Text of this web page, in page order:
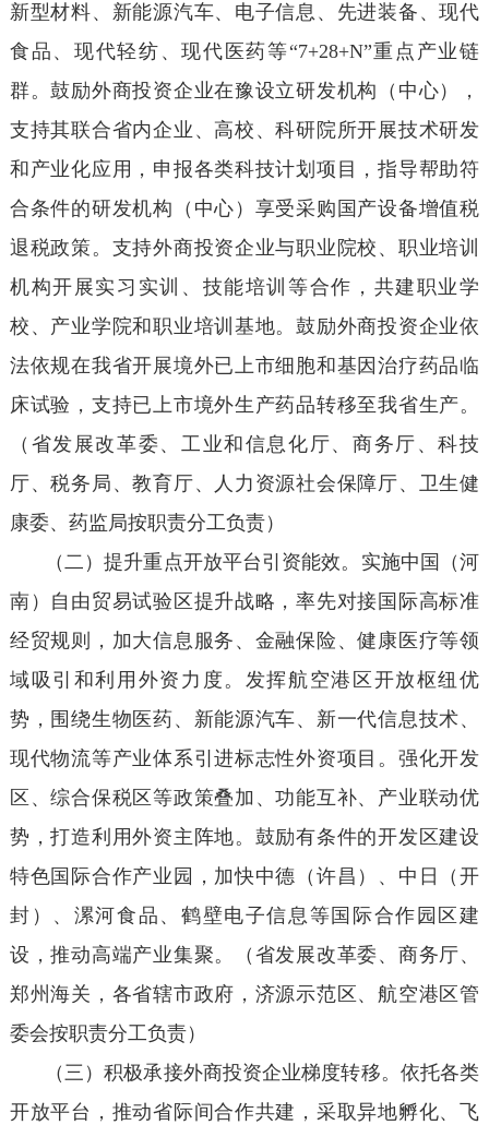
新型材料、新能源汽车、电子信息、先进装备、现代
食品、现代轻纺、现代医药等“7+28+N”重点产业链
群。鼓励外商投资企业在豫设立研发机构（中心），
支持其联合省内企业、高校、科研院所开展技术研发
和产业化应用，申报各类科技计划项目，指导帮助符
合条件的研发机构（中心）享受采购国产设备增值税
退税政策。支持外商投资企业与职业院校、职业培训
机构开展实习实训、技能培训等合作，共建职业学
校、产业学院和职业培训基地。鼓励外商投资企业依
法依规在我省开展境外已上市细胞和基因治疗药品临
床试验，支持已上市境外生产药品转移至我省生产。
（省发展改革委、工业和信息化厅、商务厅、科技
厅、税务局、教育厅、人力资源社会保障厅、卫生健
康委、药监局按职责分工负责）
（二）提升重点开放平台引资能效。实施中国（河
南）自由贸易试验区提升战略，率先对接国际高标准
经贸规则，加大信息服务、金融保险、健康医疗等领
域吸引和利用外资力度。发挥航空港区开放枢纽优
势，围绕生物医药、新能源汽车、新一代信息技术、
现代物流等产业体系引进标志性外资项目。强化开发
区、综合保税区等政策叠加、功能互补、产业联动优
势，打造利用外资主阵地。鼓励有条件的开发区建设
特色国际合作产业园，加快中德（许昌）、中日（开
封）、漯河食品、鹤壁电子信息等国际合作园区建
设，推动高端产业集聚。（省发展改革委、商务厅、
郑州海关，各省辖市政府，济源示范区、航空港区管
委会按职责分工负责）
（三）积极承接外商投资企业梯度转移。依托各类
开放平台，推动省际间合作共建，采取异地孵化、飞